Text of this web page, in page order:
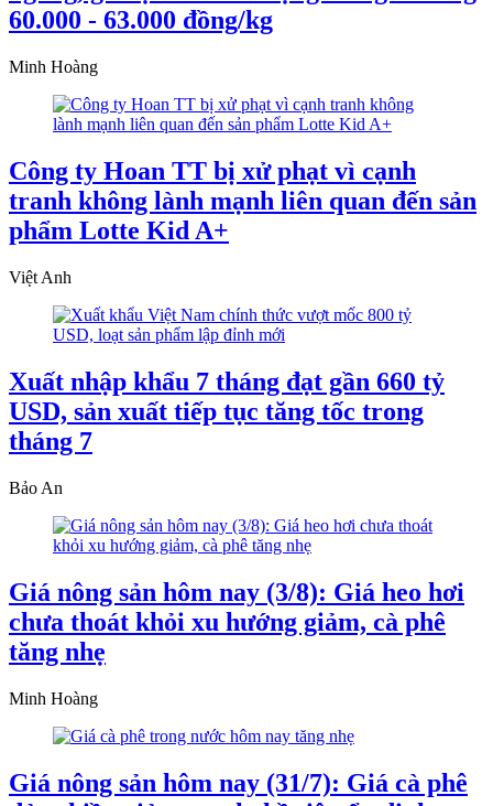
60.000 - 63.000 đồng/kg
Minh Hoàng
Công ty Hoan TT bị xử phạt vì cạnh
tranh không lành mạnh liên quan đến sản
phẩm Lotte Kid A+
Việt Anh
Xuất nhập khẩu 7 tháng đạt gần 660 tỷ
USD, sản xuất tiếp tục tăng tốc trong
tháng 7
Bảo An
Giá nông sản hôm nay (3/8): Giá heo hơi
chưa thoát khỏi xu hướng giảm, cà phê
tăng nhẹ
Minh Hoàng
Giá nông sản hôm nay (31/7): Giá cà phê